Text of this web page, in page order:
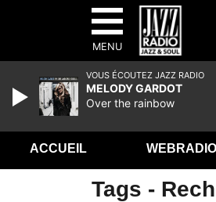
MENU
ACCUEIL
Tags -
VOUS ÉCOUTEZ JAZZ RADIO
MELODY GARDOT
Over the rainbow